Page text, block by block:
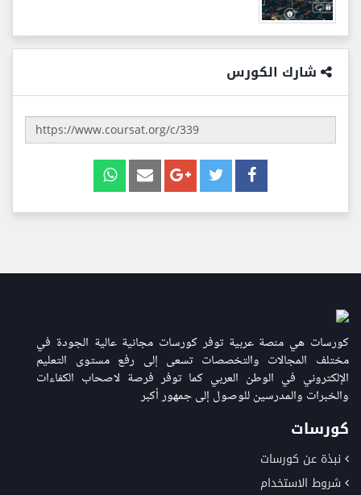
شارك الكورس
كورسات هي منصة عربية توفر كورسات مجانية عالية الجودة في
مختلف المجالات والتخصصات تسعى إلى رفع مستوى التعليم
الإلكتروني في الوطن العربي كما توفر فرصة لاصحاب الكفاءات
والخبرات والمدرسين للوصول إلى جمهور أكبر
كورسات
نبذة عن كورسات
شروط الاستخدام